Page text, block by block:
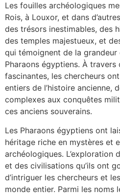
Les fouilles archéologiques
Rois, à Louxor, et dans
des trésors inestimables, des
des temples majestueux, et
qui témoignent de la
Pharaons égyptiens. À
fascinantes, les chercheurs
entiers de l’histoire ancienne,
complexes aux conquêtes
ces anciens souverains.
Les Pharaons égyptiens ont
héritage riche en mystères et
archéologiques. L’exploration
et des civilisations qu’ils ont
d’intriguer les chercheurs et
monde entier. Parmi les noms